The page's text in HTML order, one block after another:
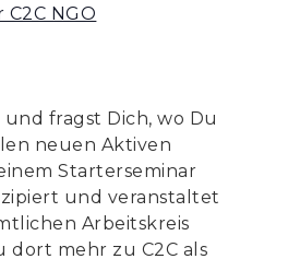
NGO
fragst Dich, wo Du
neuen Aktiven
Starterseminar
und veranstaltet
Arbeitskreis
dort mehr zu C2C als